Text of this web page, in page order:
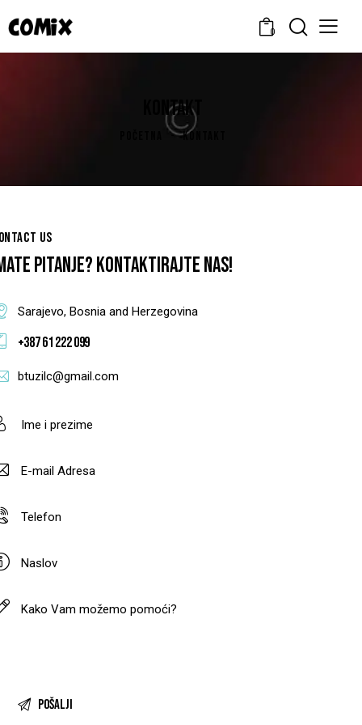
0
KONTAKT
KONTAKT
US
PITANJE?KONTAKTIRAJTE NAS!
Sarajevo, Bosnia and Herzegovina
+387 61 222 099
btuzilc@gmail.com